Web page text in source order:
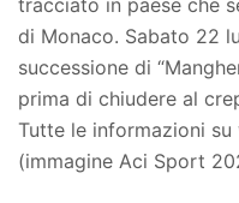
tracciato in paese che
di Monaco. Sabato 22
successione di
prima di chiudere al
Tutte le informazioni
(immagine Aci Sport